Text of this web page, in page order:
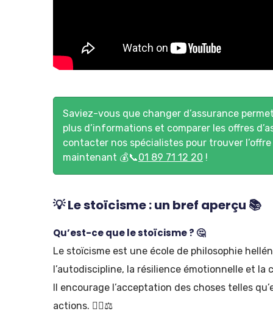
Saviez-vous que changer d’assurance
plus d’informations et comparer les offres
contacter nos spécialistes pour trouver
maintenant 💰📞01 89 71 12 20 !
💡 Le stoïcisme : un bref aperçu 📚
Qu’est-ce que le stoïcisme ? 🤔
Le stoïcisme est une école de philosophie
l’autodiscipline, la résilience émotionnelle et
Il encourage l’acceptation des choses telles
actions. 🧘‍♂️⚖